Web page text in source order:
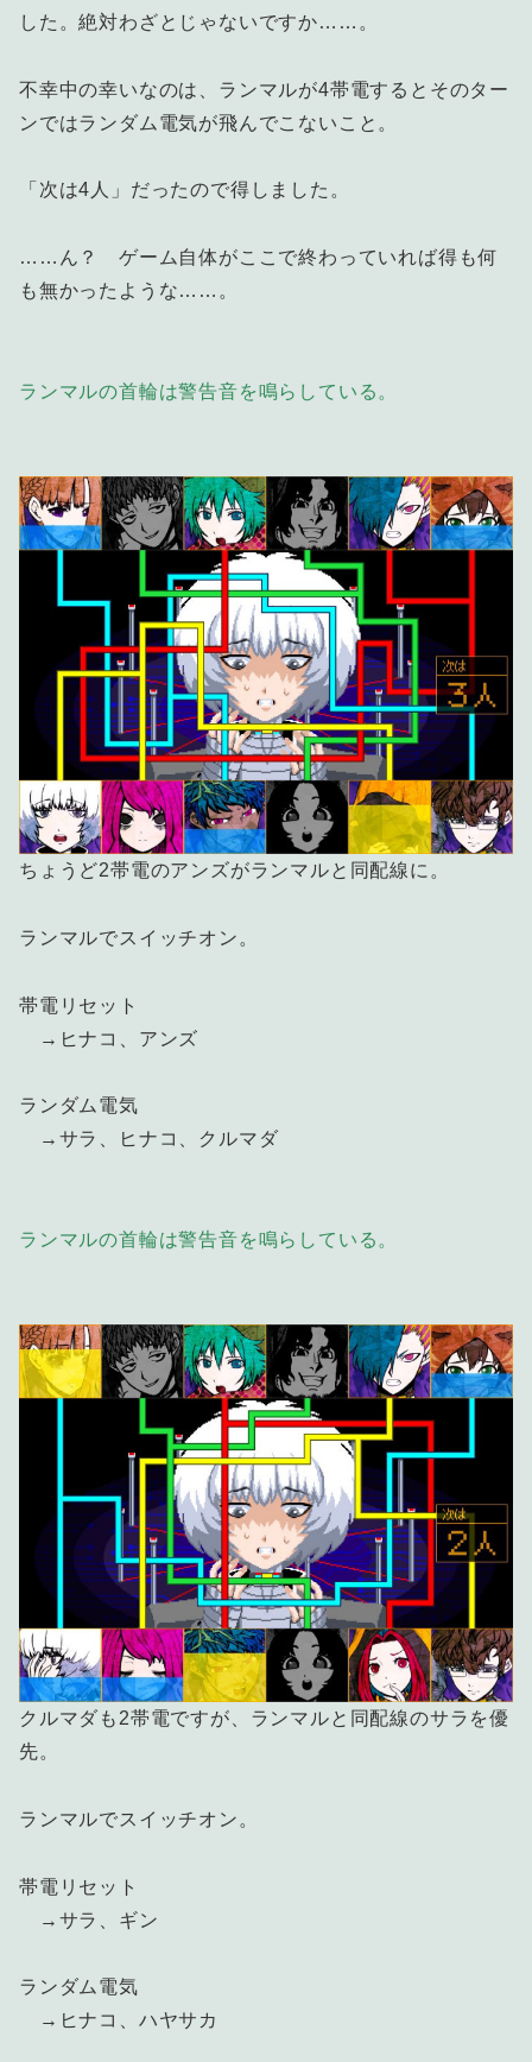
した。絶対わざとじゃないですか……。
不幸中の幸いなのは、ランマルが4帯電するとそのター
ンではランダム電気が飛んでこないこと。
「次は4人」だったので得しました。
……ん？ ゲーム自体がここで終わっていれば得も何
も無かったような……。
ランマルの首輪は警告音を鳴らしている。
ちょうど2帯電のアンズがランマルと同配線に。
ランマルでスイッチオン。
帯電リセット
→ヒナコ、アンズ
ランダム電気
→サラ、ヒナコ、クルマダ
ランマルの首輪は警告音を鳴らしている。
クルマダも2帯電ですが、ランマルと同配線のサラを優
先。
ランマルでスイッチオン。
帯電リセット
→サラ、ギン
ランダム電気
→ヒナコ、ハヤサカ